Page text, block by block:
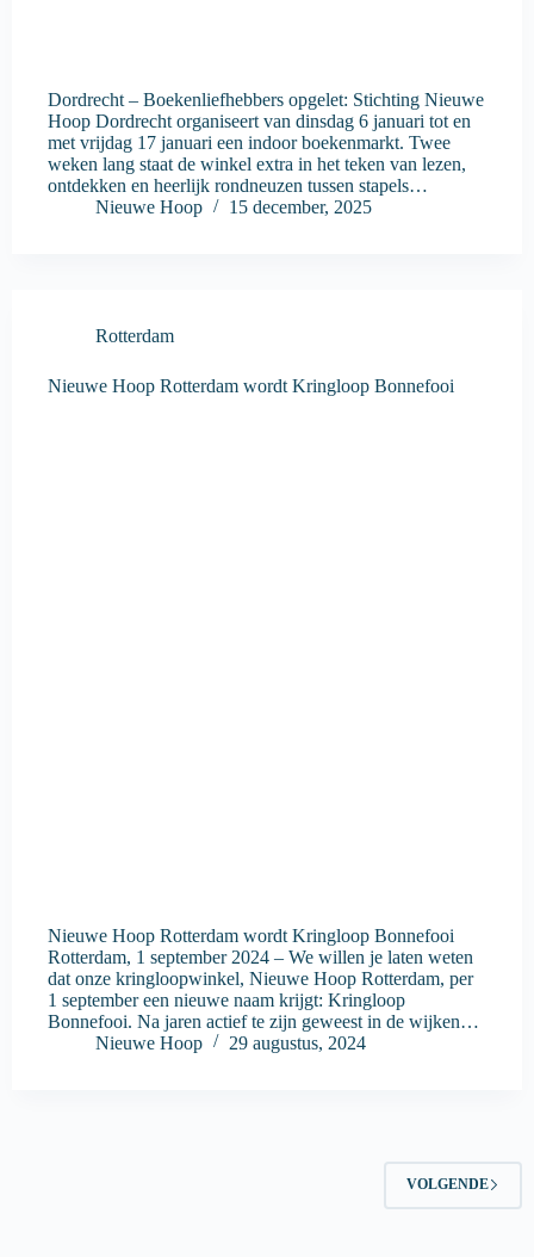
Dordrecht – Boekenliefhebbers opgelet: Stichting Nieuwe
Hoop Dordrecht organiseert van dinsdag 6 januari tot en
met vrijdag 17 januari een indoor boekenmarkt. Twee
weken lang staat de winkel extra in het teken van lezen,
ontdekken en heerlijk rondneuzen tussen stapels…
Nieuwe Hoop
15 december, 2025
Rotterdam
Nieuwe Hoop Rotterdam wordt Kringloop Bonnefooi
Nieuwe Hoop Rotterdam wordt Kringloop Bonnefooi
Rotterdam, 1 september 2024 – We willen je laten weten
dat onze kringloopwinkel, Nieuwe Hoop Rotterdam, per
1 september een nieuwe naam krijgt: Kringloop
Bonnefooi. Na jaren actief te zijn geweest in de wijken…
Nieuwe Hoop
29 augustus, 2024
VOLGENDE